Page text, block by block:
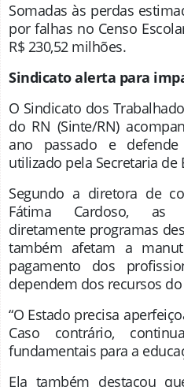
Somadas às perdas
por falhas no Censo
R$ 230,52 milhões.
Sindicato alerta para
O Sindicato dos
do RN (Sinte/RN)
ano passado e
utilizado pela Secretaria de
Segundo a diretora de
Fátima Cardoso, as
diretamente programas
também afetam a
pagamento dos
dependem dos recursos
“O Estado precisa
Caso contrário,
fundamentais para a
Ela também destacou